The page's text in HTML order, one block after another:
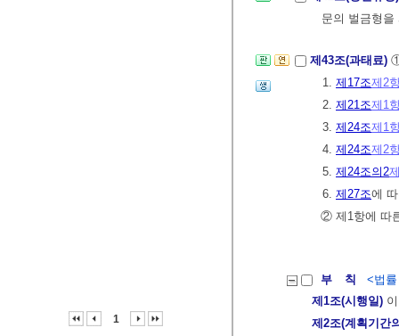
1
문의 벌금형
제43조(과태료)
1. 제17조제2
2. 제21조제1
3. 제24조제1
4. 제24조제2
5. 제24조의2
6. 제27조에
② 제1항에 따
부 칙
<법
제1조(시행일)
제2조(계획기간